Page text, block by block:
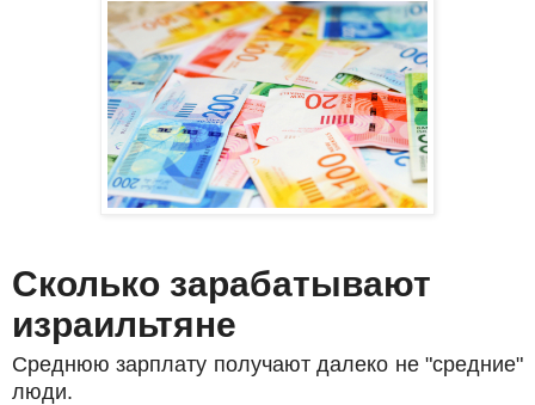
Сколько зарабатывают
израильтяне
Среднюю зарплату получают далеко не "средние"
люди.